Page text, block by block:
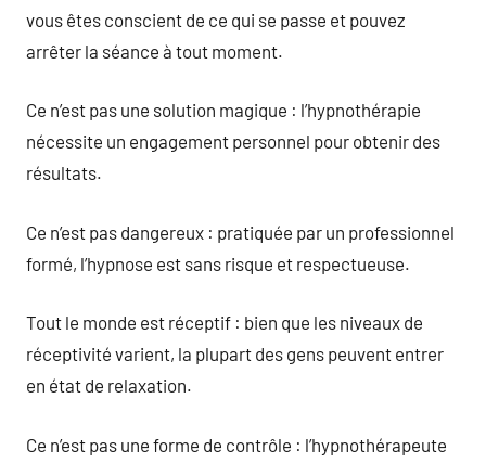
vous êtes conscient de ce qui se passe et pouvez
arrêter la séance à tout moment.
Ce n’est pas une solution magique : l’hypnothérapie
nécessite un engagement personnel pour obtenir des
résultats.
Ce n’est pas dangereux : pratiquée par un professionnel
formé, l’hypnose est sans risque et respectueuse.
Tout le monde est réceptif : bien que les niveaux de
réceptivité varient, la plupart des gens peuvent entrer
en état de relaxation.
Ce n’est pas une forme de contrôle : l’hypnothérapeute